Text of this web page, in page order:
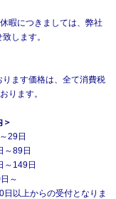
暇につきましては、弊社
します。
ます価格は、全て消費税
ります。
＞
29日
89日
日
～
以上からの受付となりま